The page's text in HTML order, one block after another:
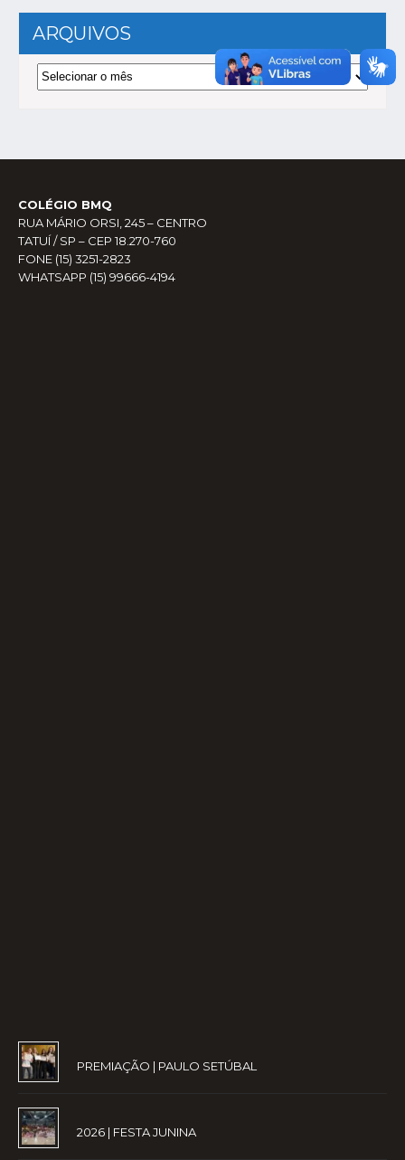
ARQUIVOS
Arquivos
COLÉGIO BMQ
RUA MÁRIO ORSI, 245 – CENTRO
TATUÍ / SP – CEP 18.270-760
FONE (15) 3251-2823
WHATSAPP (15) 99666-4194
PREMIAÇÃO | PAULO SETÚBAL
2026 | FESTA JUNINA